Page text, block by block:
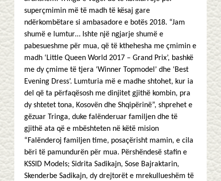
superçmimin më të madh të kësaj gare
ndërkombëtare si ambasadore e botës 2018. “Jam
shumë e lumtur… Ishte një ngjarje shumë e
pabesueshme për mua, që të kthehesha me çmimin e
madh ‘Little Queen World 2017 – Grand Prix’, bashkë
me dy çmime të tjera ‘Winner Topmodel’ dhe ‘Best
Evening Dress’. Lumturia më e madhe shtohet, kur ia
del që ta përfaqësosh me dinjitet gjithë kombin, pra
dy shtetet tona, Kosovën dhe Shqipërinë”, shprehet e
gëzuar Tringa, duke falënderuar familjen dhe të
gjithë ata që e mbështeten në këtë mision
“Falënderoj familjen time, posaçërisht mamin, e cila
bëri të pamundurën për mua. Përshëndesë stafin e
KSSID Models; Sidrita Sadikajn, Sose Bajraktarin,
Skenderbe Sadikajn, dy drejtorët e mrekullueshëm të